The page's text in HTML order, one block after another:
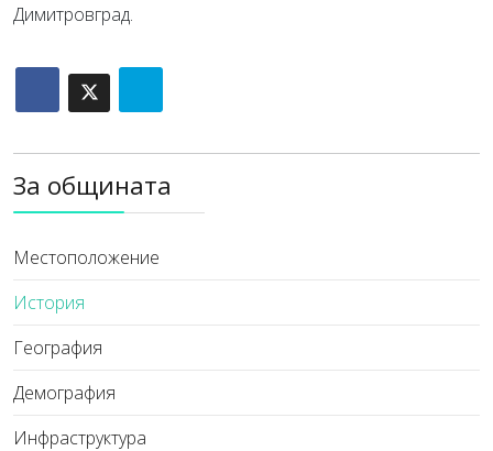
Димитровград.
За общината
Местоположение
История
География
Демография
Инфраструктура